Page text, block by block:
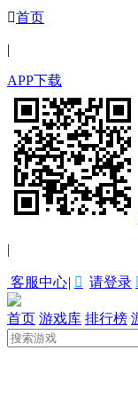
首页
|
APP下载
|
客服中心|  请登录
首页 游戏库 排行榜